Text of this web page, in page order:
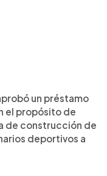
un préstamo
el propósito de
de construcción de
deportivos a